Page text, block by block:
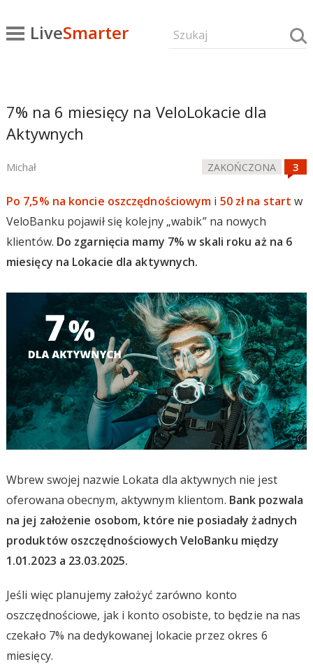
LiveSmarter
7% na 6 miesięcy na VeloLokacie dla
Aktywnych
Michał ZAKOŃCZONA
Po 7,5% na koncie oszczędnościowym i 50 zł na start w
VeloBanku pojawił się kolejny „wabik” na nowych
klientów. Do zgarnięcia mamy 7% w skali roku aż na 6
miesięcy na Lokacie dla aktywnych.
Wbrew swojej nazwie Lokata dla aktywnych nie jest
oferowana obecnym, aktywnym klientom. Bank pozwala
na jej założenie osobom, które nie posiadały żadnych
produktów oszczędnościowych VeloBanku między
1.01.2023 a 23.03.2025.
Jeśli więc planujemy założyć zarówno konto
oszczędnościowe, jak i konto osobiste, to będzie na nas
czekało 7% na dedykowanej lokacie przez okres 6
miesięcy.